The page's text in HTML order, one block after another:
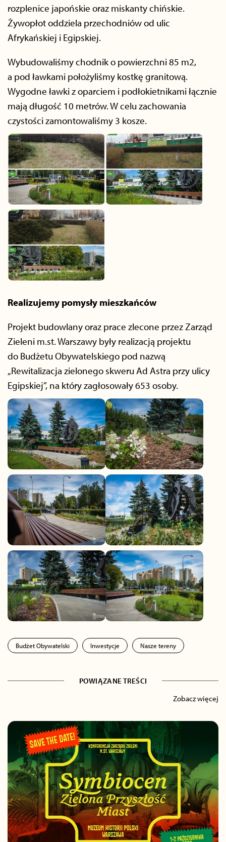
rozplenice japońskie oraz miskanty chińskie.
Żywopłot oddziela przechodniów od ulic
Afrykańskiej i Egipskiej.
Wybudowaliśmy chodnik o powierzchni 85 m2,
a pod ławkami położyliśmy kostkę granitową.
Wygodne ławki z oparciem i podłokietnikami łącznie
mają długość 10 metrów. W celu zachowania
czystości zamontowaliśmy 3 kosze.
Realizujemy pomysły mieszkańców
Projekt budowlany oraz prace zlecone przez Zarząd
Zieleni m.st. Warszawy były realizacją projektu
do Budżetu Obywatelskiego pod nazwą
„Rewitalizacja zielonego skweru Ad Astra przy ulicy
Egipskiej”, na który zagłosowały 653 osoby.
Budżet Obywatelski Inwestycje Nasze tereny
POWIĄZANE TREŚCI
Zobacz więcej